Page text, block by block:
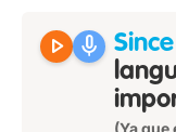
play_arrow mic Since
(Ya